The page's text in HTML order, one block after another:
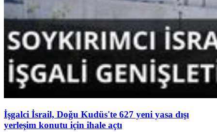
İşgalci İsrail, Doğu Kudüs'te 627 yeni yasa dışı
yerleşim konutu için ihale açtı